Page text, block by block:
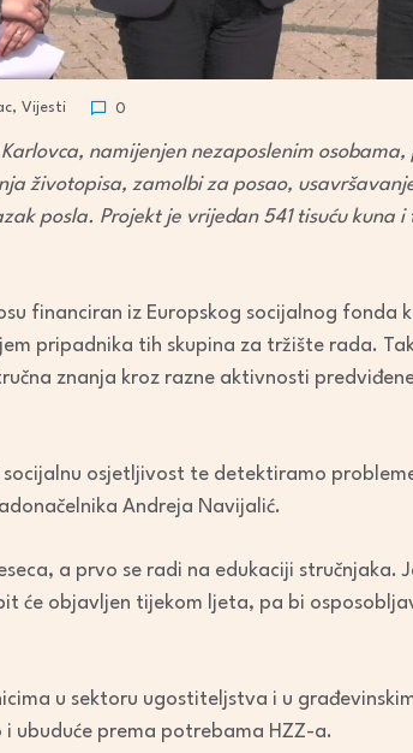
, Vijesti 0
namijenjen nezaposlenim
životopisa, zamolbi za posao,
posla. Projekt je vrijedan 541 tisuću kuna
financiran iz Europskog socijalnog fonda
pripadnika tih skupina za tržište rada.
znanja kroz razne aktivnosti
osjetljivost te detektiramo
Andreja Navijalić.
a prvo se radi na edukaciji stručnjaka.
će objavljen tijekom ljeta, pa bi
u sektoru ugostiteljstva i u
ubuduće prema potrebama HZZ-a.